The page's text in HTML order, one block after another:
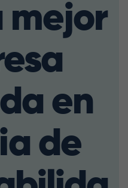
mejor
en
de